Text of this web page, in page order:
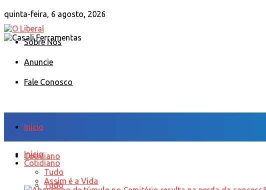
quinta-feira, 6 agosto, 2026
Sobre Nós
Anuncie
Fale Conosco
Início
Cotidiano
Tudo
Início
Cotidiano
Tudo
Assim é a Vida